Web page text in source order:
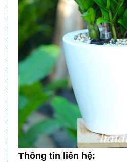
Thông tin liên hệ: